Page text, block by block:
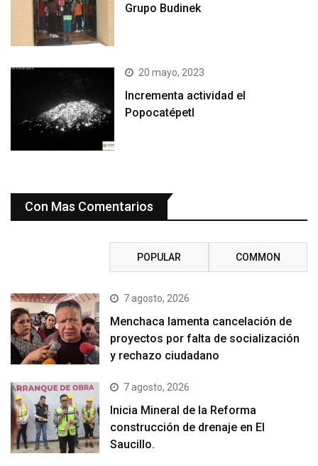
Grupo Budinek
20 mayo, 2023
Incrementa actividad el
Popocatépetl
Con Mas Comentarios
POPULAR COMMON
7 agosto, 2026
Menchaca lamenta cancelación de
proyectos por falta de socialización
y rechazo ciudadano
7 agosto, 2026
Inicia Mineral de la Reforma
construcción de drenaje en El
Saucillo.